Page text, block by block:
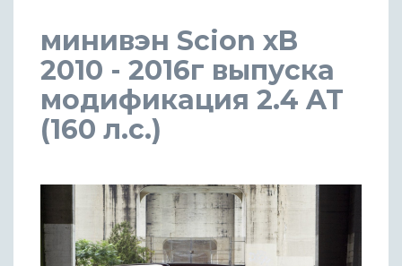
минивэн Scion xB
2010 - 2016г выпуска
модификация 2.4 AT
(160 л.с.)